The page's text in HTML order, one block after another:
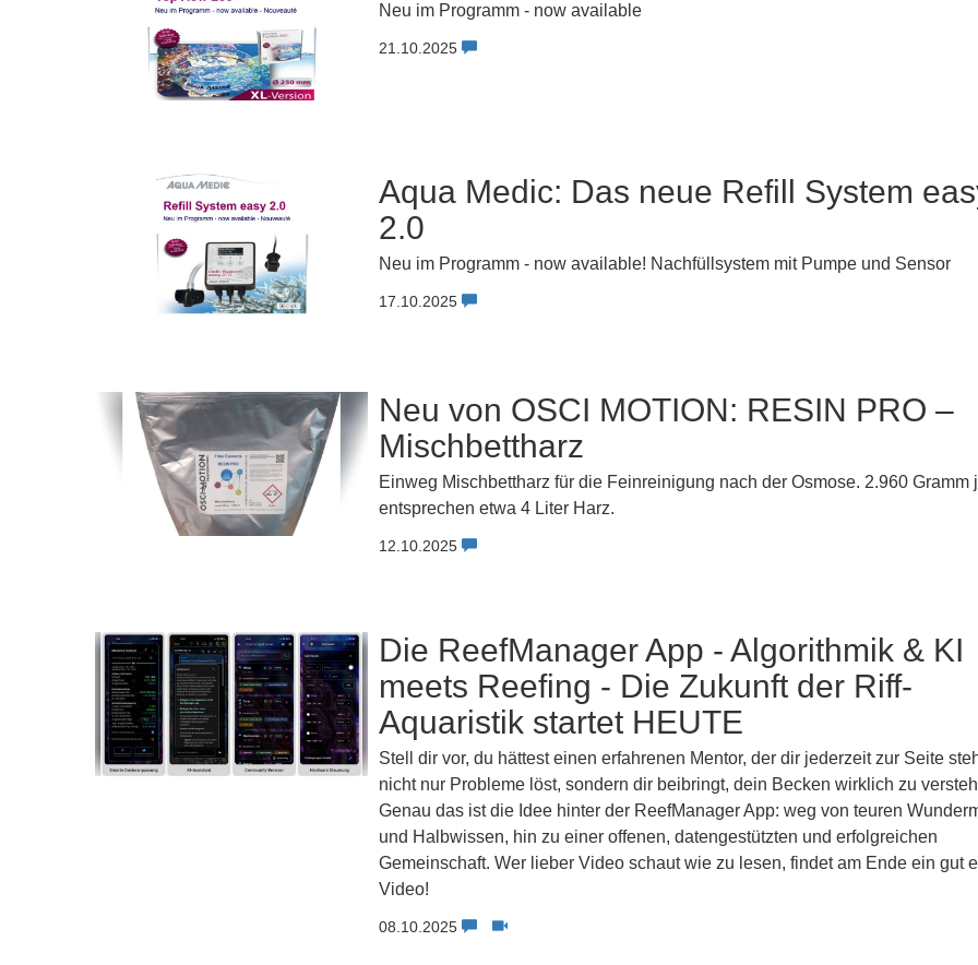
Neu im Programm - now available
21.10.2025
Aqua Medic: Das neue Refill System
2.0
Neu im Programm - now available! Nachfüllsystem mit Pumpe und Sensor
17.10.2025
Neu von OSCI MOTION: RESIN PRO –
Mischbettharz
Einweg Mischbettharz für die Feinreinigung nach der Osmose. 2.960 Gramm
entsprechen etwa 4 Liter Harz.
12.10.2025
Die ReefManager App - Algorithmik & KI
meets Reefing - Die Zukunft der Riff-
Aquaristik startet HEUTE
Stell dir vor, du hättest einen erfahrenen Mentor, der dir jederzeit zur Seite
nicht nur Probleme löst, sondern dir beibringt, dein Becken wirklich zu
Genau das ist die Idee hinter der ReefManager App: weg von teuren
und Halbwissen, hin zu einer offenen, datengestützten und erfolgreichen
Gemeinschaft. Wer lieber Video schaut wie zu lesen, findet am Ende ein gut
Video!
08.10.2025